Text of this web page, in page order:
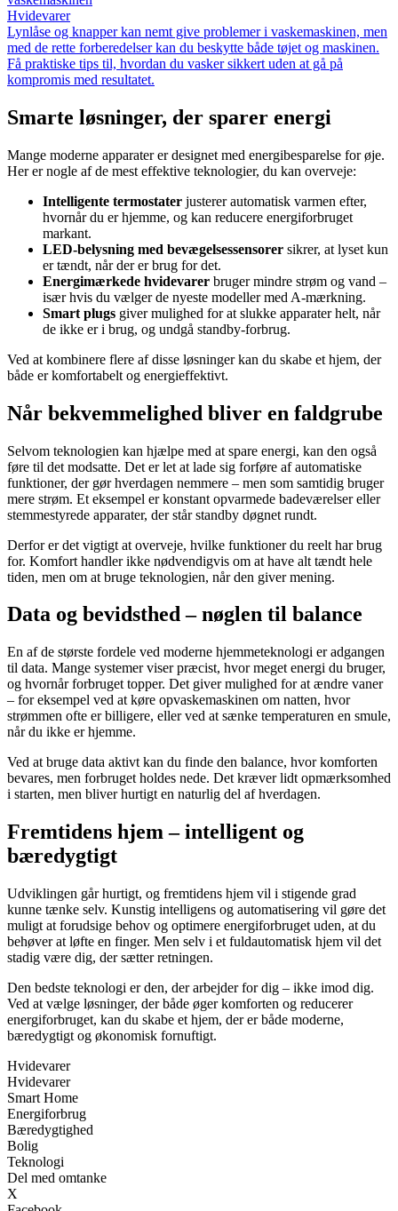
Hvidevarer
Lynlåse og knapper kan nemt give problemer i vaskemaskinen, men
med de rette forberedelser kan du beskytte både tøjet og maskinen.
Få praktiske tips til, hvordan du vasker sikkert uden at gå på
kompromis med resultatet.
Smarte løsninger, der sparer energi
Mange moderne apparater er designet med energibesparelse for øje.
Her er nogle af de mest effektive teknologier, du kan overveje:
Intelligente termostater justerer automatisk varmen efter,
hvornår du er hjemme, og kan reducere energiforbruget
markant.
LED-belysning med bevægelsessensorer sikrer, at lyset kun
er tændt, når der er brug for det.
Energimærkede hvidevarer bruger mindre strøm og vand –
især hvis du vælger de nyeste modeller med A-mærkning.
Smart plugs giver mulighed for at slukke apparater helt, når
de ikke er i brug, og undgå standby-forbrug.
Ved at kombinere flere af disse løsninger kan du skabe et hjem, der
både er komfortabelt og energieffektivt.
Når bekvemmelighed bliver en faldgrube
Selvom teknologien kan hjælpe med at spare energi, kan den også
føre til det modsatte. Det er let at lade sig forføre af automatiske
funktioner, der gør hverdagen nemmere – men som samtidig bruger
mere strøm. Et eksempel er konstant opvarmede badeværelser eller
stemmestyrede apparater, der står standby døgnet rundt.
Derfor er det vigtigt at overveje, hvilke funktioner du reelt har brug
for. Komfort handler ikke nødvendigvis om at have alt tændt hele
tiden, men om at bruge teknologien, når den giver mening.
Data og bevidsthed – nøglen til balance
En af de største fordele ved moderne hjemmeteknologi er adgangen
til data. Mange systemer viser præcist, hvor meget energi du bruger,
og hvornår forbruget topper. Det giver mulighed for at ændre vaner
– for eksempel ved at køre opvaskemaskinen om natten, hvor
strømmen ofte er billigere, eller ved at sænke temperaturen en smule,
når du ikke er hjemme.
Ved at bruge data aktivt kan du finde den balance, hvor komforten
bevares, men forbruget holdes nede. Det kræver lidt opmærksomhed
i starten, men bliver hurtigt en naturlig del af hverdagen.
Fremtidens hjem – intelligent og
bæredygtigt
Udviklingen går hurtigt, og fremtidens hjem vil i stigende grad
kunne tænke selv. Kunstig intelligens og automatisering vil gøre det
muligt at forudsige behov og optimere energiforbruget uden, at du
behøver at løfte en finger. Men selv i et fuldautomatisk hjem vil det
stadig være dig, der sætter retningen.
Den bedste teknologi er den, der arbejder for dig – ikke imod dig.
Ved at vælge løsninger, der både øger komforten og reducerer
energiforbruget, kan du skabe et hjem, der er både moderne,
bæredygtigt og økonomisk fornuftigt.
Hvidevarer
Hvidevarer
Smart Home
Energiforbrug
Bæredygtighed
Bolig
Teknologi
Del med omtanke
X